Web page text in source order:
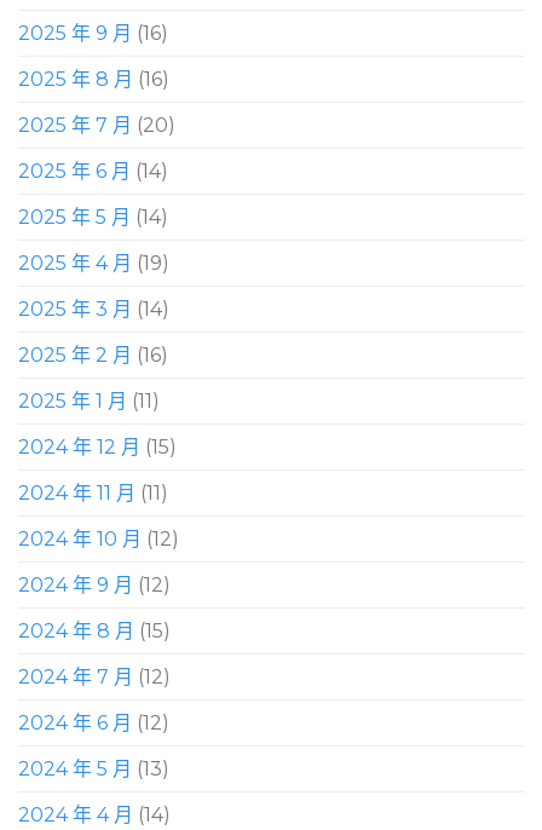
2025 年 9 月 (16)
2025 年 8 月 (16)
2025 年 7 月 (20)
2025 年 6 月 (14)
2025 年 5 月 (14)
2025 年 4 月 (19)
2025 年 3 月 (14)
2025 年 2 月 (16)
2025 年 1 月 (11)
2024 年 12 月 (15)
2024 年 11 月 (11)
2024 年 10 月 (12)
2024 年 9 月 (12)
2024 年 8 月 (15)
2024 年 7 月 (12)
2024 年 6 月 (12)
2024 年 5 月 (13)
2024 年 4 月 (14)